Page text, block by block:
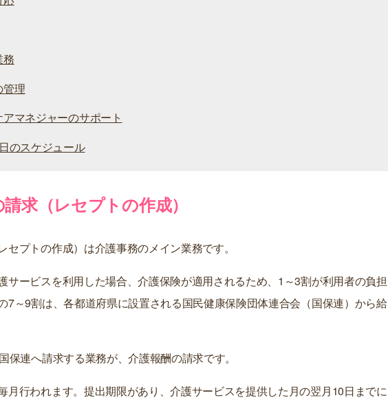
務
管理
マネジャーのサポート
のスケジュール
求（レセプトの作成）
セプトの作成）は介護事務のメイン業務です。
サービスを利用した場合、介護保険が適用されるため、1～3割が利用者の負担
7～9割は、各都道府県に設置される国民健康保険団体連合会（国保連）から給
保連へ請求する業務が、介護報酬の請求です。
月行われます。提出期限があり、介護サービスを提供した月の翌月10日までに